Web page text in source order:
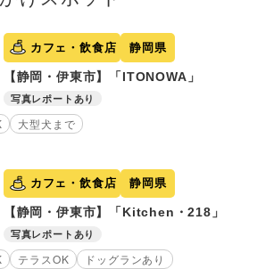
カフェ・飲食店 静岡県
【静岡・伊東市】「ITONOWA」
写真レポートあり
大型犬まで
カフェ・飲食店 静岡県
【静岡・伊東市】「Kitchen・218」
写真レポートあり
テラスOK
ドッグランあり